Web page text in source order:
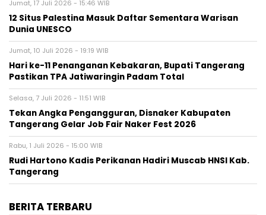
Jumat, 17 Juli 2026 - 15:46 WIB
12 Situs Palestina Masuk Daftar Sementara Warisan
Dunia UNESCO
Jumat, 10 Juli 2026 - 19:19 WIB
Hari ke-11 Penanganan Kebakaran, Bupati Tangerang
Pastikan TPA Jatiwaringin Padam Total
Selasa, 7 Juli 2026 - 11:51 WIB
Tekan Angka Pengangguran, Disnaker Kabupaten
Tangerang Gelar Job Fair Naker Fest 2026
Rabu, 1 Juli 2026 - 15:00 WIB
Rudi Hartono Kadis Perikanan Hadiri Muscab HNSI Kab.
Tangerang
BERITA TERBARU